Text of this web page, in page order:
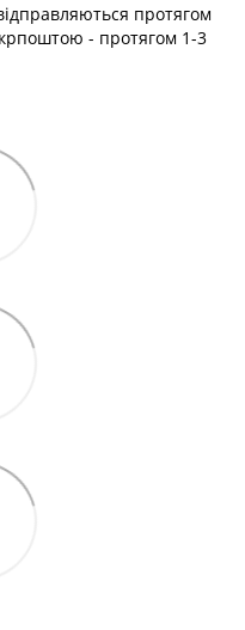
протягом
- протягом 1-3